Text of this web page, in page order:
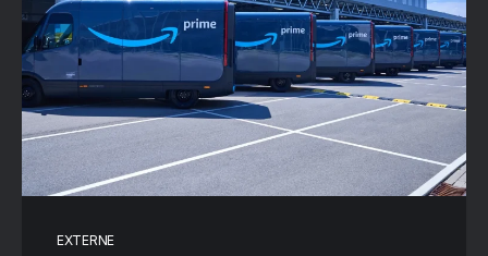
EXTERNE